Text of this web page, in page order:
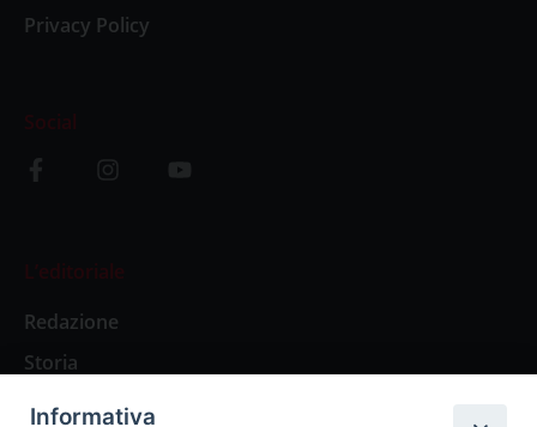
Privacy Policy
Social
L’editoriale
Redazione
Storia
Informativa